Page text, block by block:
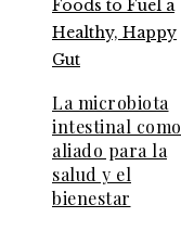
La microbiota
intestinal como
aliado para la
salud y el
bienestar